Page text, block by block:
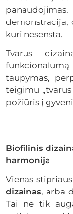
panaudojimas.
demonstracija,
kuri nesensta.
Tvarus
taupymas,
teigimu
požiūris į
Biofilinis
harmonija
Vienas
dizainas, arba
Tai ne tik